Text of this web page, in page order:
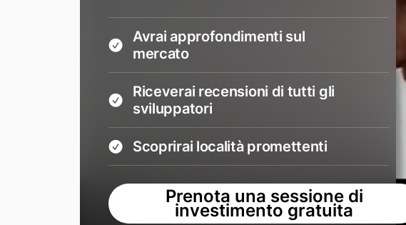
Avrai approfondimenti sul
mercato
Riceverai recensioni di tutti gli
sviluppatori
Scoprirai località promettenti
Prenota una sessione di
investimento gratuita